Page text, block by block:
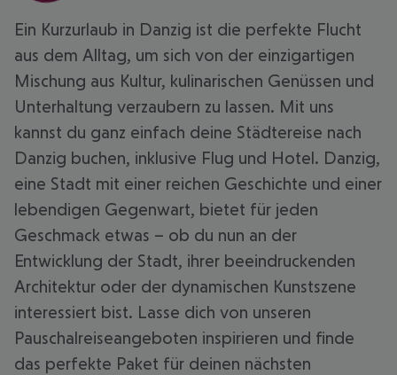
Ein Kurzurlaub in Danzig ist die perfekte Flucht
aus dem Alltag, um sich von der einzigartigen
Mischung aus Kultur, kulinarischen Genüssen und
Unterhaltung verzaubern zu lassen. Mit uns
kannst du ganz einfach deine Städtereise nach
Danzig buchen, inklusive Flug und Hotel. Danzig,
eine Stadt mit einer reichen Geschichte und einer
lebendigen Gegenwart, bietet für jeden
Geschmack etwas – ob du nun an der
Entwicklung der Stadt, ihrer beeindruckenden
Architektur oder der dynamischen Kunstszene
interessiert bist. Lasse dich von unseren
Pauschalreiseangeboten inspirieren und finde
das perfekte Paket für deinen nächsten